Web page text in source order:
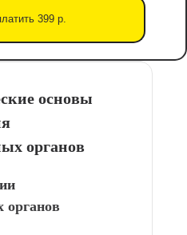
399 р.
основы
органов
органов